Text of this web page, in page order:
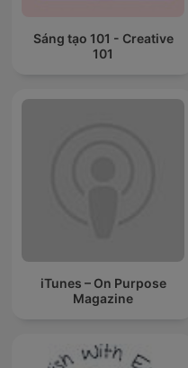
Sáng tạo 101 - Creative
101
iTunes – On Purpose
Magazine